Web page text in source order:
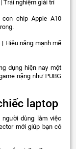
chip Apple A10
dụng hiện nay một
nặng như PUBG
laptop
dùng làm việc
mới giúp bạn có